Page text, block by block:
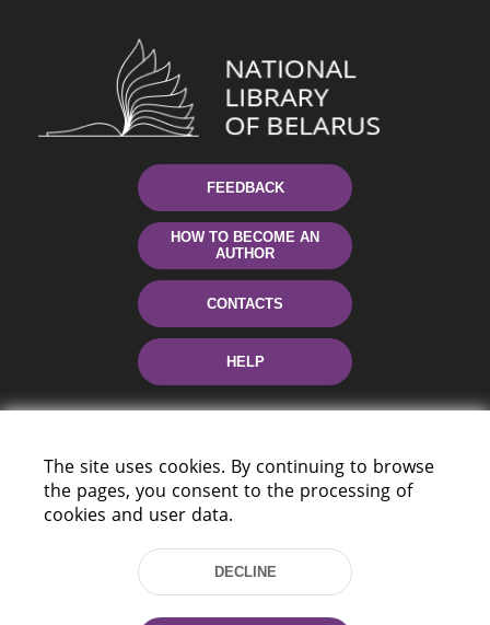
FEEDBACK
HOW TO BECOME AN
AUTHOR
CONTACTS
HELP
220114, Niezaležnasci Ave. 116, Minsk,
Tel.: (+375 17) 368 37 37
The site uses cookies. By continuing to browse
the pages, you consent to the processing of
cookies and user data.
DECLINE